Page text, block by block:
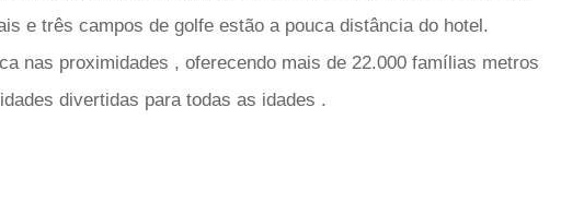
e três campos de golfe estão a pouca distância do hotel.
nas proximidades , oferecendo mais de 22.000 famílias metros
divertidas para todas as idades .